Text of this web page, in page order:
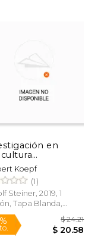
15%
dcto.
en
Métodos
Koepf
(1)
Steiner, 2019, 1
Tapa Blanda,